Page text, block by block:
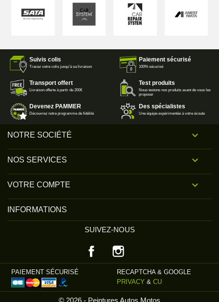
Suivis colis
Tracez votre colis jusqu'à sa livraison
Paiement sécurisé
100% sécurisé
Transport offert
Livraison offerte à partir de 200€
Test produits
Nous testons nos produits avant de vous les
proposer
Devenez PAMMER
Découvrez notre programme de fidélité
Des spécialistes
Une équipe expérimentée à votre écoute
NOTRE SOCIÉTÉ 
NOS SERVICES 
VOTRE COMPTE 
INFORMATIONS
SUIVEZ-NOUS
Facebook
PAIEMENT SÉCURISÉ
RECAPTCHA & GOOGLE
PRIVACY & CU
© 2026 - Peintures Autos Motos